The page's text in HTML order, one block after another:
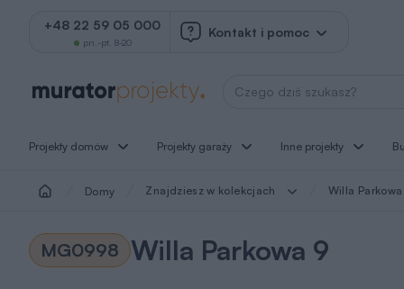
+48 22 59 05 000
pn.-pt. 8-20
Kontakt i pomoc
Wyszukaj projekt
Projekty domów Projekty garaży Inne projekty
Domy Znajdziesz w kolekcjach Willa
MG0998 Willa Parkowa 9